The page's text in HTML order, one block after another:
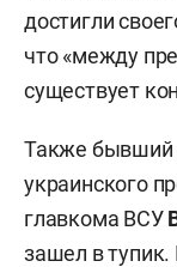
достигли
что «между
существует
Также бывший
украинского
главкома ВСУ
зашел в